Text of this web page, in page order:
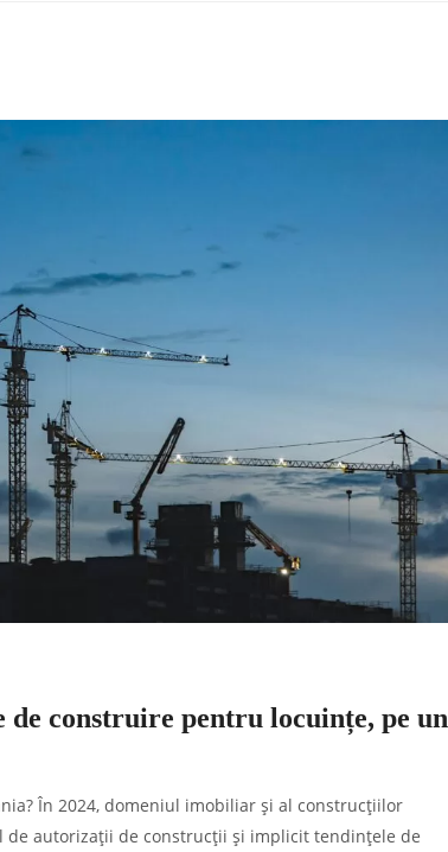
construire pentru locuințe, pe un
În 2024, domeniul imobiliar și al construcțiilor
de autorizații de construcții și implicit tendințele de